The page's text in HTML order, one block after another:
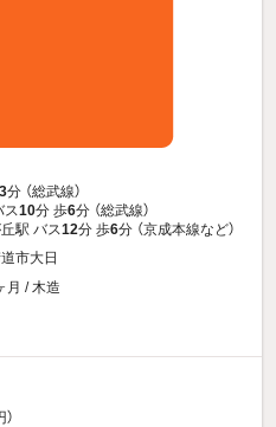
分 （総武線）
ス10分 歩6分 （総武線）
駅 バス12分 歩6分 （京成本線など）
市大日
月 / 木造